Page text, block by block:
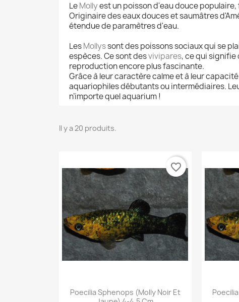
LeMollyest un poisson d'eau douce
Originaire des eaux douces et saumâtres
étendue de paramètres d'eau.
LesMollyssont des poissons sociaux qui se
espèces. Ce sont desvivipares, ce qui signifie
reproduction encore plus fascinante.
Grâce à leur caractère calme et à leur
aquariophiles débutants ou intermédiaires.
n’importe quel aquarium !
Il y a 20 produits.
 Aperçu rapide
Poecilia Sphenops (Molly Noir Et
favorite_border